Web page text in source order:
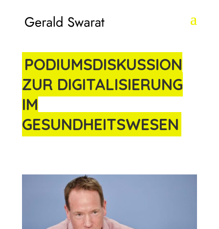
PODIUMSDISKUSSION
ZUR DIGITALISIERUNG
IM
GESUNDHEITSWESEN